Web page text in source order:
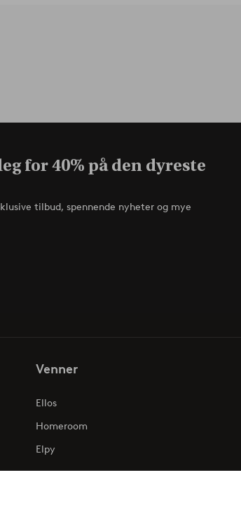
for 40% på den dyreste
tilbud, spennende nyheter og mye
Venner
Ellos
Homeroom
Elpy